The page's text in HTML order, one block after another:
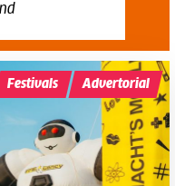
Festivals Advertorial